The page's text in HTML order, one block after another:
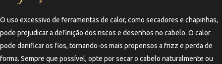
O uso excessivo de ferramentas de calor, como secadores e chapinhas,
pode prejudicar a definição dos riscos e desenhos no cabelo. O calor
pode danificar os fios, tornando-os mais propensos a frizz e perda de
forma. Sempre que possível, opte por secar o cabelo naturalmente ou